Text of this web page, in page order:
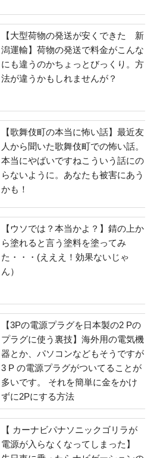
【大型荷物の発送が安くできた 新
潟運輸】荷物の発送で料金がこんな
にも違うのかちょっとびっくり。方
法が違うかもしれませんが？
【歌舞伎町の本当に怖い話】最近友
人から聞いた歌舞伎町での怖い話。
本当にやばいですねこういう話にの
らないように。あなたも被害にあう
かも！
【ウソでは？本当かよ？】錆の上か
ら塗れると言う塗料を塗ってみ
た・・・(えええ！効果ないじゃ
ん）
【3Pの電源プラグを日本製の2 Pの
プラグに使う裏技】海外用の電気機
器とか、パソコンなどもそうですが
3 P の電源プラグがついてることが
多いです。 それを簡単に金をかけ
ずに2Pにする方法
【 カーナビパナソニックゴリラが
電源が入らなくなってしまった】